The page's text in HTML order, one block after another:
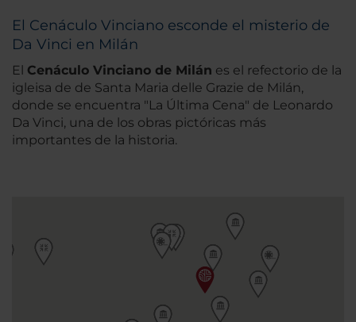
El Cenáculo Vinciano esconde el misterio de
Da Vinci en Milán
El Cenáculo Vinciano de Milán es el refectorio de la
igleisa de de Santa Maria delle Grazie de Milán,
donde se encuentra "La Última Cena" de Leonardo
Da Vinci, una de los obras pictóricas más
importantes de la historia.